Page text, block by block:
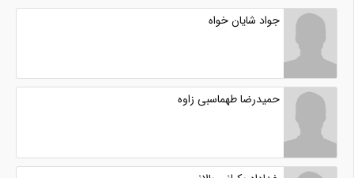
جواد شایان خواه
حمیدرضا طهماسبی زاوه